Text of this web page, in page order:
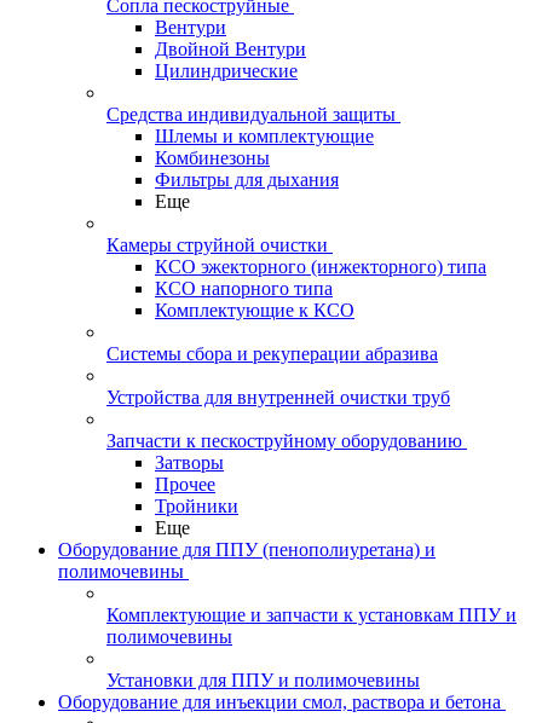
Сопла пескоструйные
Вентури
Двойной Вентури
Цилиндрические
Средства индивидуальной защиты
Шлемы и комплектующие
Комбинезоны
Фильтры для дыхания
Еще
Камеры струйной очистки
КСО эжекторного (инжекторного) типа
КСО напорного типа
Комплектующие к КСО
Системы сбора и рекуперации абразива
Устройства для внутренней очистки труб
Запчасти к пескоструйному оборудованию
Затворы
Прочее
Тройники
Еще
Оборудование для ППУ (пенополиуретана) и
полимочевины
Комплектующие и запчасти к установкам ППУ и
полимочевины
Установки для ППУ и полимочевины
Оборудование для инъекции смол, раствора и бетона